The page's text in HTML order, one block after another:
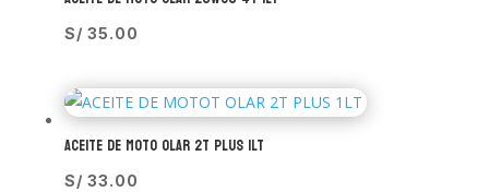
S/ 35.00
ACEITE DE MOTO OLAR 2T PLUS 1LT
S/ 33.00